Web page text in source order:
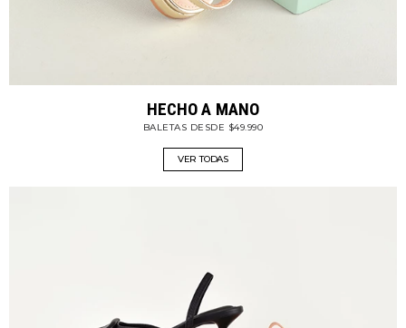
HECHO A MANO
BALETAS DESDE $49.990
VER TODAS